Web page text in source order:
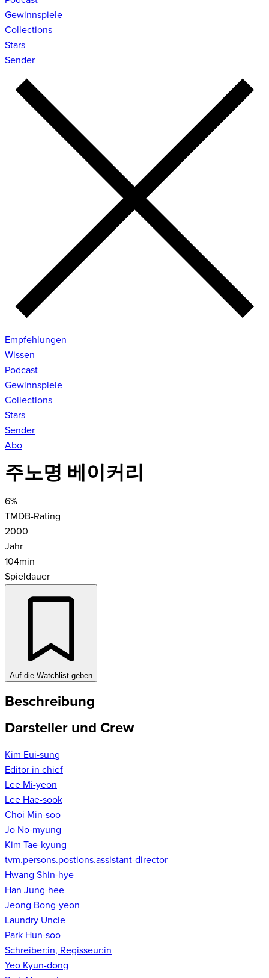
Gewinnspiele
Collections
Stars
Sender
Empfehlungen
Wissen
Podcast
Gewinnspiele
Collections
Stars
Sender
Abo
주노명 베이커리
6%
TMDB-Rating
2000
Jahr
104min
Spieldauer
Auf die Watchlist geben
Beschreibung
Darsteller und Crew
Kim Eui-sung
Editor in chief
Lee Mi-yeon
Lee Hae-sook
Choi Min-soo
Jo No-myung
Kim Tae-kyung
tvm.persons.postions.assistant-director
Hwang Shin-hye
Han Jung-hee
Jeong Bong-yeon
Laundry Uncle
Park Hun-soo
Schreiber:in, Regisseur:in
Yeo Kyun-dong